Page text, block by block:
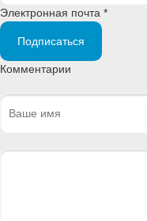
Электронная почта *
Подписаться
Комментарии